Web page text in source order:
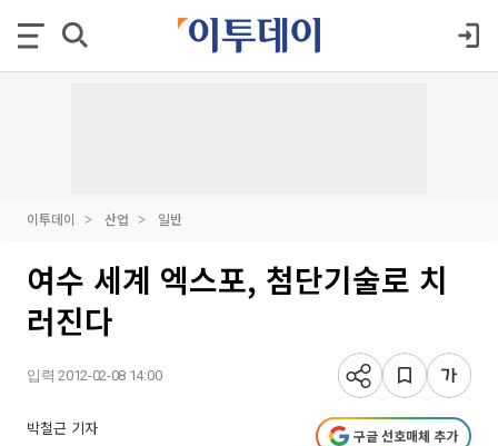
이투데이 산업 일반
여수 세계 엑스포, 첨단기술로 치
러진다
입력 2012-02-08 14:00
박철근 기자 구글 선호매체 추가